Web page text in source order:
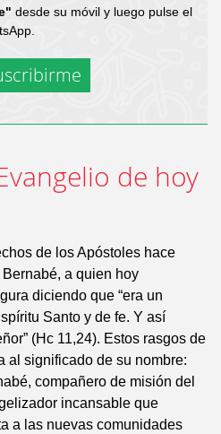
desde su móvil y luego pulse el
de hoy
de los Apóstoles hace
a quien hoy
diciendo que “era un
Santo y de fe. Y así
(Hc 11,24). Estos rasgos de
al significado de su nombre:
compañero de misión del
incansable que
a las nuevas comunidades